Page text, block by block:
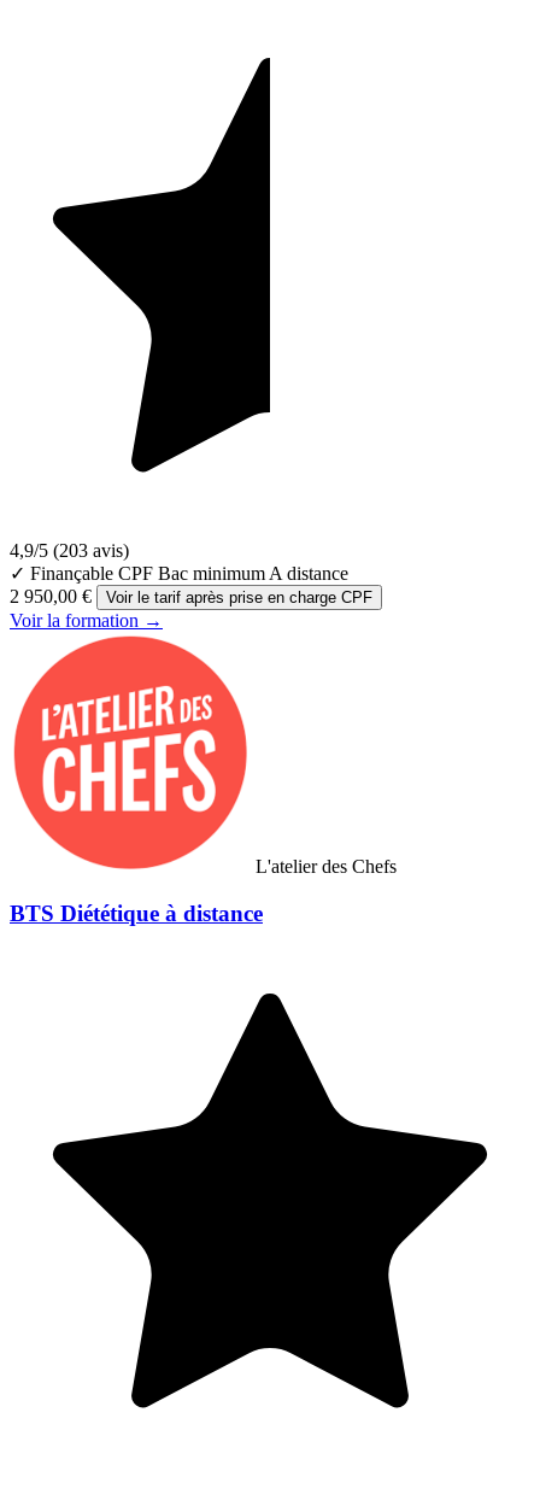
4,9/5 (203 avis)
✓ Finançable CPF Bac minimum A distance
2 950,00 €
Voir le tarif après prise en charge CPF
Voir la formation →
L'atelier des Chefs
BTS Diététique à distance